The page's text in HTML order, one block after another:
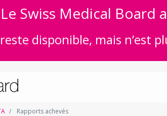
Le Swiss Medical Board
disponible, mais n’est
Rapports achevés